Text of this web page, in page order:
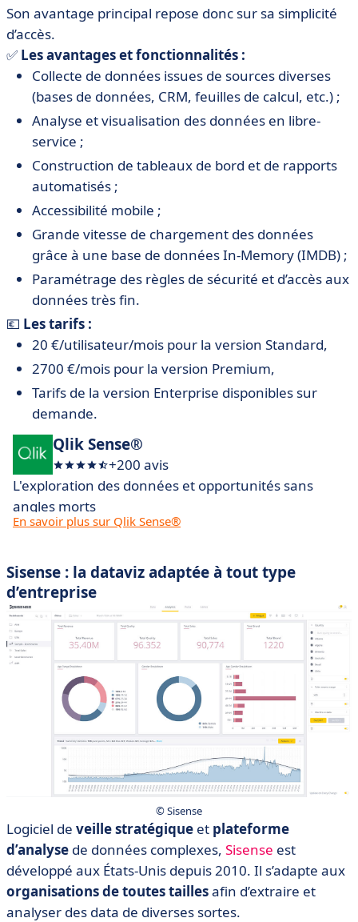
Son avantage principal repose donc sur sa simplicité
d’accès.
✅ Les avantages et fonctionnalités :
Collecte de données issues de sources diverses
(bases de données, CRM, feuilles de calcul, etc.) ;
Analyse et visualisation des données en libre-
service ;
Construction de tableaux de bord et de rapports
automatisés ;
Accessibilité mobile ;
Grande vitesse de chargement des données
grâce à une base de données In-Memory (IMDB) ;
Paramétrage des règles de sécurité et d’accès aux
données très fin.
💶 Les tarifs :
20 €/utilisateur/mois pour la version Standard,
2700 €/mois pour la version Premium,
Tarifs de la version Enterprise disponibles sur
demande.
Qlik Sense®
+200 avis
L'exploration des données et opportunités sans
angles morts
En savoir plus sur Qlik Sense®
Sisense : la dataviz adaptée à tout type
d’entreprise
© Sisense
Logiciel de veille stratégique et plateforme
d’analyse de données complexes, Sisense est
développé aux États-Unis depuis 2010. Il s’adapte aux
organisations de toutes taillesafin d’extraire et
analyser des data de diverses sortes.